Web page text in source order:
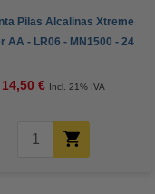
Pilas Alcalinas Xtreme
AA - LR06 - MN1500 - 24
14,50 € Incl. 21% IVA